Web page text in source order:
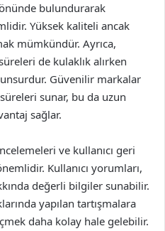
bulundurarak
Yüksek kaliteli ancak
mümkündür. Ayrıca,
de kulaklık alırken
Güvenilir markalar
sunar, bu da uzun
sağlar.
ve kullanıcı geri
Kullanıcı yorumları,
değerli bilgiler sunabilir.
yapılan tartışmalara
daha kolay hale gelebilir.